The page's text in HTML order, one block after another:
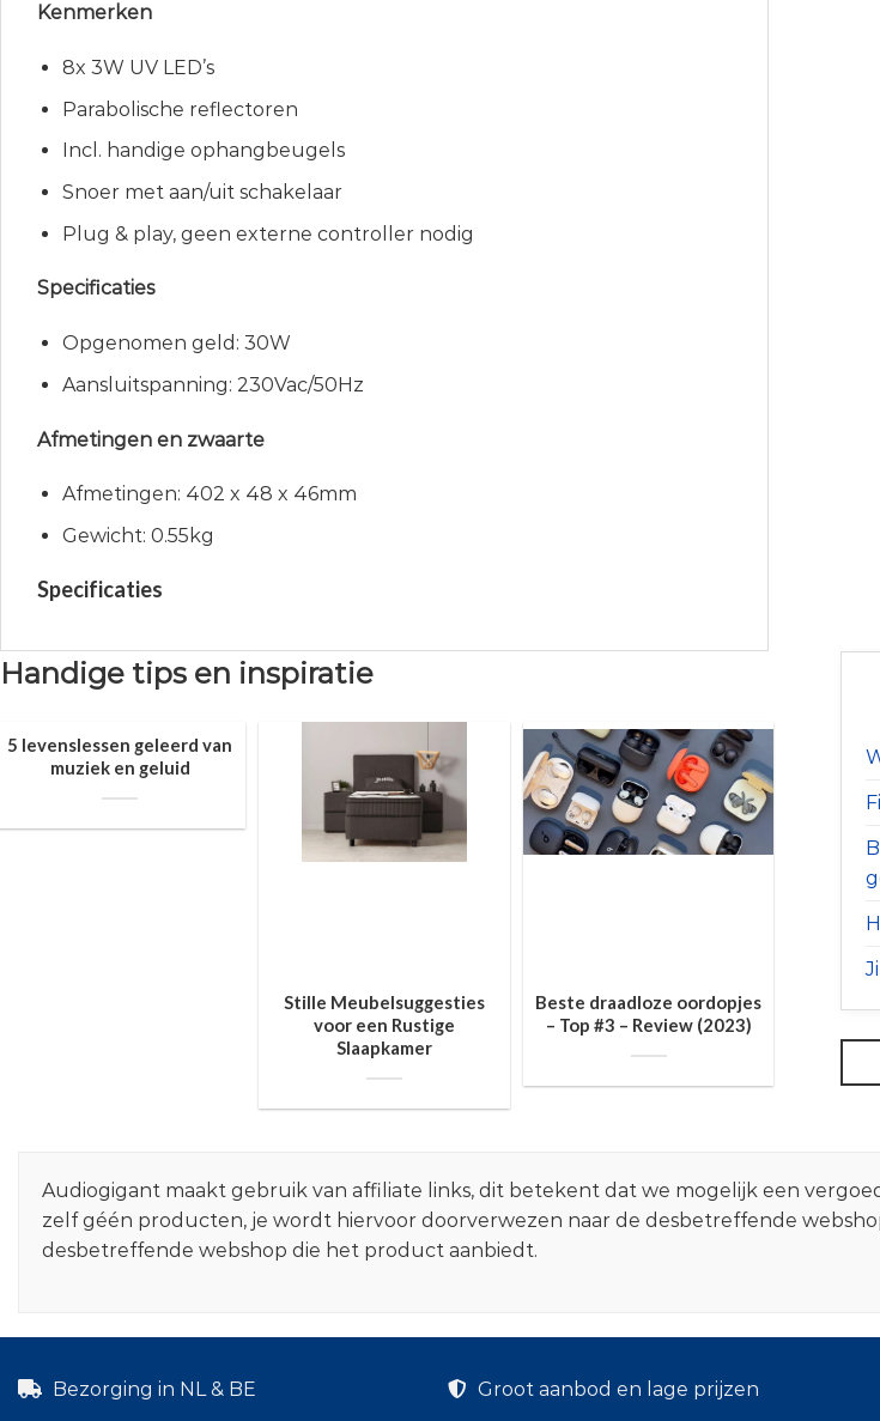
Kenmerken
8x 3W UV LED’s
Parabolische reflectoren
Incl. handige ophangbeugels
Snoer met aan/uit schakelaar
Plug & play, geen externe controller nodig
Specificaties
Opgenomen geld: 30W
Aansluitspanning: 230Vac/50Hz
Afmetingen en zwaarte
Afmetingen: 402 x 48 x 46mm
Gewicht: 0.55kg
Specificaties
Handige tips en inspiratie
5 levenslessen geleerd van
muziek en geluid
Stille Meubelsuggesties
voor een Rustige
Slaapkamer
Beste draadloze oordopjes
– Top #3 – Review (2023)
Audiogigant maakt gebruik van affiliate links, dit betekent dat we mogelijk een
zelf géén producten, je wordt hiervoor doorverwezen naar de desbetreffende
desbetreffende webshop die het product aanbiedt.
Bezorging in NL & BE Groot aanbod en lage prijzen